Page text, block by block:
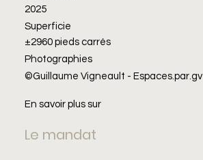
2025
Superficie
±2960 pieds carrés
Photographies
©Guillaume Vigneault - Espaces.par.gv
En savoir plus sur
Le mandat